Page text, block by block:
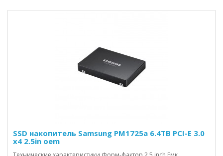
SSD накопитель Samsung PM1725a 6.4TB PCI-E 3.0
x4 2.5in oem